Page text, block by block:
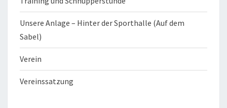
Unsere Anlage – Hinter der Sporthalle (Auf dem
Sabel)
Verein
Vereinssatzung